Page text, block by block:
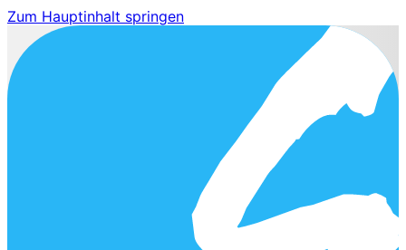
Zum Hauptinhalt springen